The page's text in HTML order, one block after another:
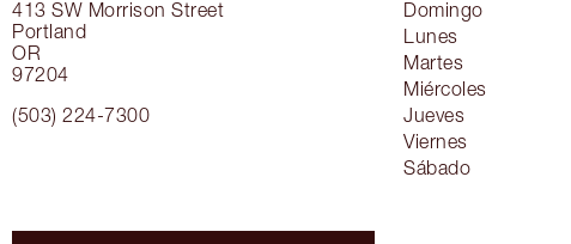
413 SW Morrison Street
Portland
OR
97204
(503) 224-7300
Domingo
Lunes
Martes
Miércoles
Jueves
Viernes
Sábado